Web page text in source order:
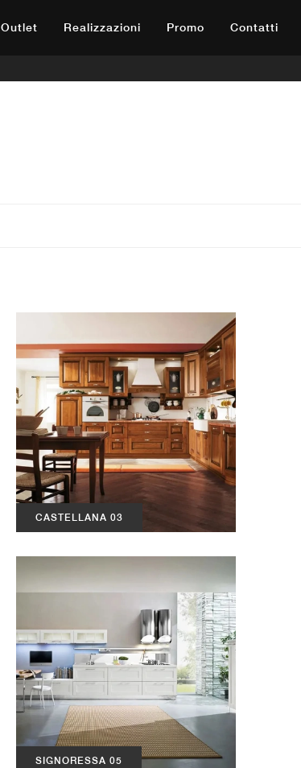
Outlet Realizzazioni Promo Contatti
CASTELLANA 03
SIGNORESSA 05